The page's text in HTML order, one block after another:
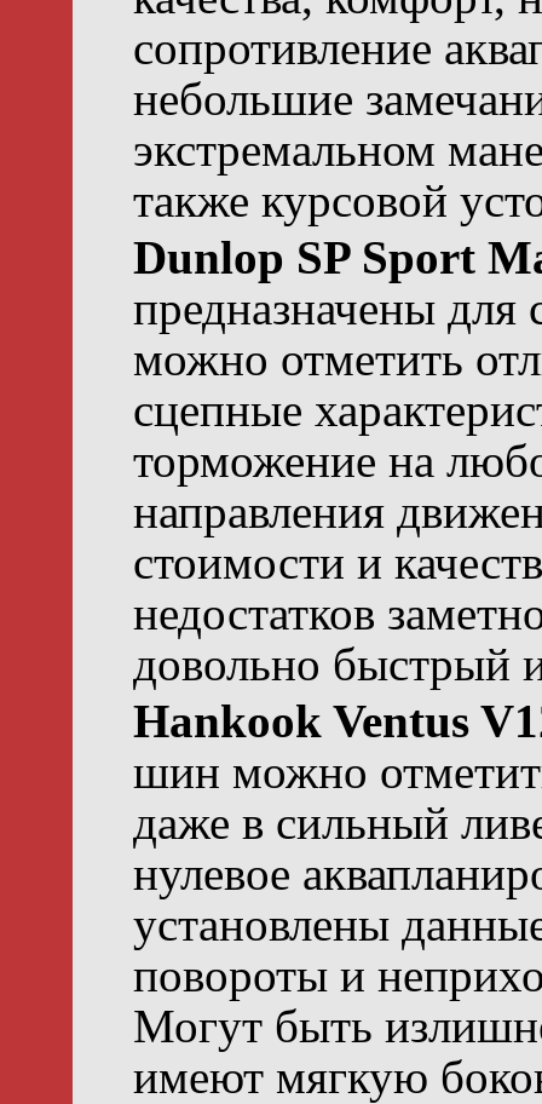
сопротивление
небольшие
экстремальном
также курсовой
Dunlop SP Sport
предназначены
можно отметить
сцепные
торможение на
направления
стоимости и
недостатков
довольно быстрый
Hankook Ventus
шин можно
даже в сильный
нулевое
установлены
повороты и
Могут быть
имеют мягкую